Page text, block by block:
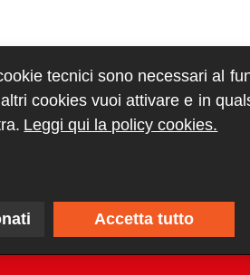
tecnici sono necessari al
cookies vuoi attivare e in
Leggi qui la policy cookies.
Accetta tutto